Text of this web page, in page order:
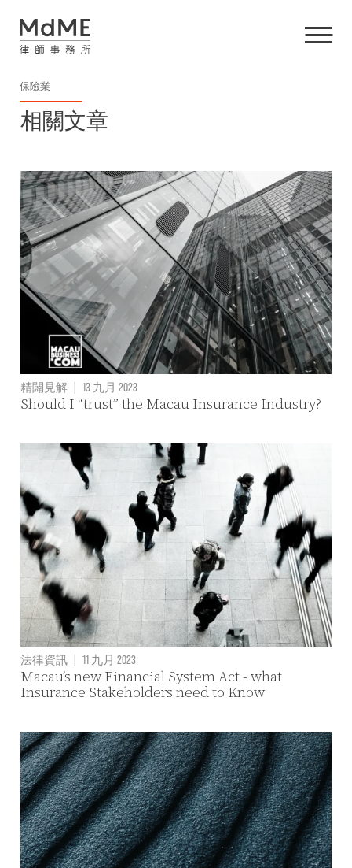
保險業
相關文章
精闢見解 | 13 九月 2023
Should I “trust” the Macau Insurance Industry?
法律資訊 | 11 九月 2023
Macau’s new Financial System Act - what
Insurance Stakeholders need to Know